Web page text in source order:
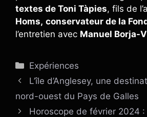
textes de Toni Tàpies, fils de
Homs, conservateur de la
l’entretien avec Manuel Borja-
Catégories
Expériences
L’île d’Anglesey, une
nord-ouest du Pays de Galles
Horoscope de février 2024